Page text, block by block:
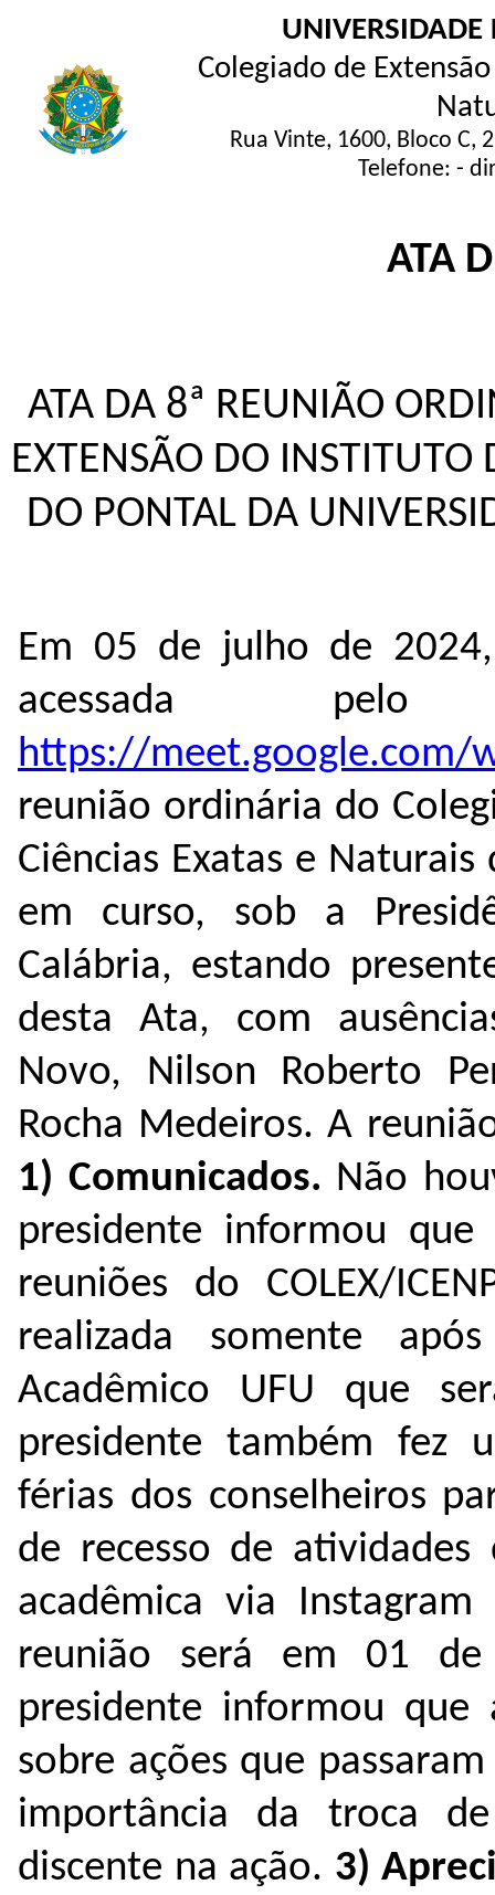
UNIVERSIDADE
Colegiado de
Rua Vinte, 1600, Bloco C,
Telefone: -
ATA
ATA DA 8ª REUNIÃO
EXTENSÃO DO INSTITUTO
DO PONTAL DA
Em 05 de julho de
acessada pelo
https://meet.google.com/
reunião ordinária do
Ciências Exatas e Naturais
em curso, sob a
Calábria, estando
desta Ata, com
Novo, Nilson Roberto
Rocha Medeiros. A
1) Comunicados. Não
presidente informou
reuniões do COLEX/
realizada somente
Acadêmico UFU que
presidente também fez
férias dos conselheiros
de recesso de atividades
acadêmica via
reunião será em 01
presidente informou que
sobre ações que
importância da troca
discente na ação. 3)